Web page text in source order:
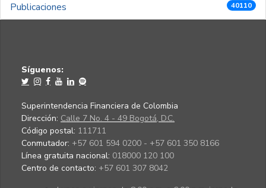
Publicaciones 40110
Síguenos:
Superintendencia Financiera de Colombia
Dirección: Calle 7 No. 4 - 49 Bogotá, D.C.
Código postal: 111711
Conmutador: +57 601 594 0200 - +57 601 350 8166
Línea gratuita nacional: 018000 120 100
Centro de contacto: +57 601 307 8042